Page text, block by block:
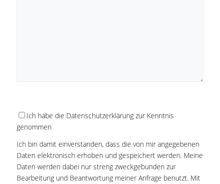
dieses
Feld
leer.
Ich habe die Datenschutzerklärung zur Kenntnis
genommen
Ich bin damit einverstanden, dass die von mir angegebenen
Daten elektronisch erhoben und gespeichert werden. Meine
Daten werden dabei nur streng zweckgebunden zur
Bearbeitung und Beantwortung meiner Anfrage benutzt. Mit